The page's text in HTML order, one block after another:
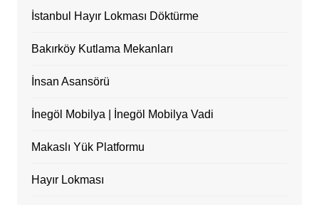
İstanbul Hayır Lokması Döktürme
Bakırköy Kutlama Mekanları
İnsan Asansörü
İnegöl Mobilya | İnegöl Mobilya Vadi
Makaslı Yük Platformu
Hayır Lokması